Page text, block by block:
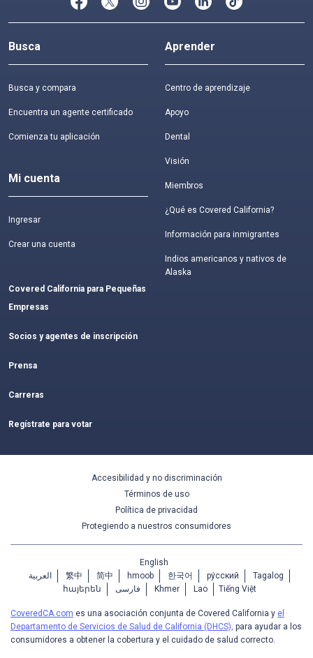
Busca
Busca y compara
Encuentra un agente certificado
Comienza tu aplicación
Mi cuenta
Ingresar
Crear una cuenta
Covered California para Pequeñas
Empresas
Socios y agentes de inscripción
Prensa
Carreras
Regístrate para votar
Aprender
Centro de aprendizaje
Apoyo
Dental
Visión
Miembros
¿Qué es Covered California?
Información para inmigrantes
Indios americanos y nativos de
Alaska
Accesibilidad y no discriminación
Términos de uso
Política de privacidad
Protegiendo a nuestros consumidores
English
العربية
繁中 简中 hmoob 한국어 ру́сский
Tagalog
հայերեն
فارسی Khmer Lao Tiếng Việt
CoveredCA.com es una asociación conjunta de Covered California y el
Departamento de Servicios de Salud de California (DHCS), para ayudar a los
consumidores a obtener la cobertura y el cuidado de salud correcto.